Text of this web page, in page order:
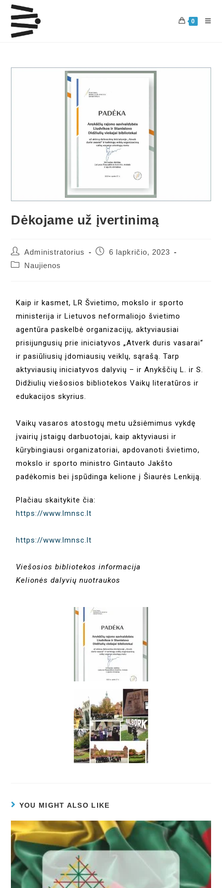
0
Dėkojame už įvertinimą
Administratorius
6 lapkričio, 2023
Naujienos
Kaip ir kasmet, LR Švietimo, mokslo ir sporto
ministerija ir Lietuvos neformaliojo švietimo
agentūra paskelbė organizacijų, aktyviausiai
prisijungusių prie iniciatyvos „Atverk duris vasarai“
ir pasiūliusių įdomiausių veiklų, sąrašą. Tarp
aktyviausių iniciatyvos dalyvių – ir Anykščių L. ir S.
Didžiulių viešosios bibliotekos Vaikų literatūros ir
edukacijos skyrius.
Vaikų vasaros atostogų metu užsiėmimus vykdę
įvairių įstaigų darbuotojai, kaip aktyviausi ir
kūrybingiausi organizatoriai, apdovanoti švietimo,
mokslo ir sporto ministro Gintauto Jakšto
padėkomis bei įspūdinga kelione į Šiaurės Lenkiją.
Plačiau skaitykite čia:
https://www.lmnsc.lt
https://www.lmnsc.lt
Viešosios bibliotekos informacija
Kelionės dalyvių nuotraukos
YOU MIGHT ALSO LIKE